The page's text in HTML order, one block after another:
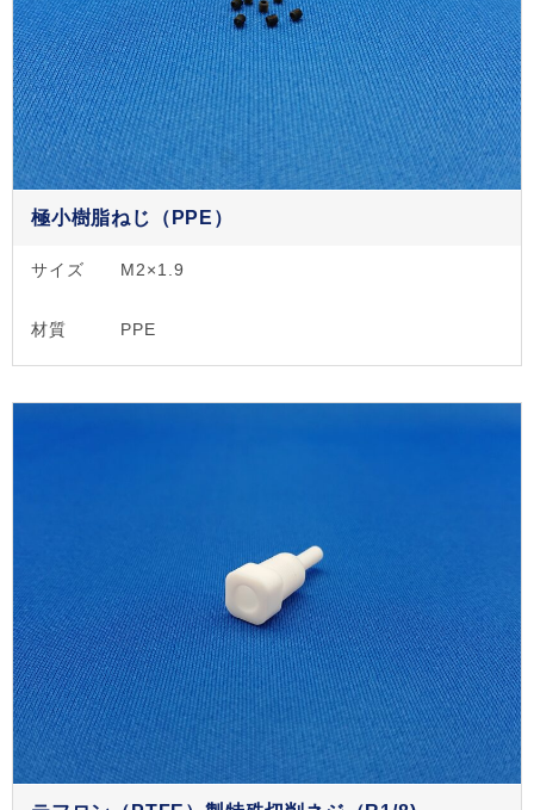
極小樹脂ねじ（PPE）
サイズ M2×1.9
材質 PPE